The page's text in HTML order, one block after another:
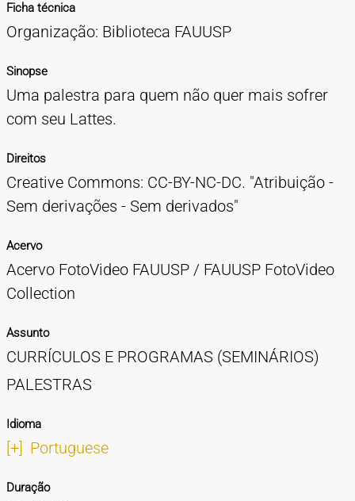
Ficha técnica
Organização: Biblioteca FAUUSP
Sinopse
Uma palestra para quem não quer mais sofrer
com seu Lattes.
Direitos
Creative Commons: CC-BY-NC-DC. "Atribuição -
Sem derivações - Sem derivados"
Acervo
Acervo FotoVideo FAUUSP / FAUUSP FotoVideo
Collection
Assunto
CURRÍCULOS E PROGRAMAS (SEMINÁRIOS)
PALESTRAS
Idioma
[+] Portuguese
Duração